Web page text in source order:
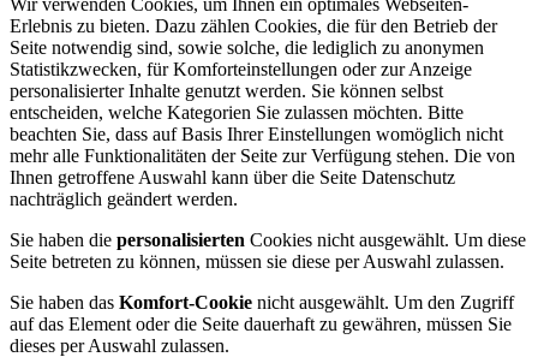
Wir verwenden Cookies, um Ihnen ein optimales Webseiten-
Erlebnis zu bieten. Dazu zählen Cookies, die für den Betrieb der
Seite notwendig sind, sowie solche, die lediglich zu anonymen
Statistikzwecken, für Komforteinstellungen oder zur Anzeige
personalisierter Inhalte genutzt werden. Sie können selbst
entscheiden, welche Kategorien Sie zulassen möchten. Bitte
beachten Sie, dass auf Basis Ihrer Einstellungen womöglich nicht
mehr alle Funktionalitäten der Seite zur Verfügung stehen. Die von
Ihnen getroffene Auswahl kann über die Seite Datenschutz
nachträglich geändert werden.
Sie haben die personalisierten Cookies nicht ausgewählt. Um diese
Seite betreten zu können, müssen sie diese per Auswahl zulassen.
Sie haben das Komfort-Cookie nicht ausgewählt. Um den Zugriff
auf das Element oder die Seite dauerhaft zu gewähren, müssen Sie
dieses per Auswahl zulassen.